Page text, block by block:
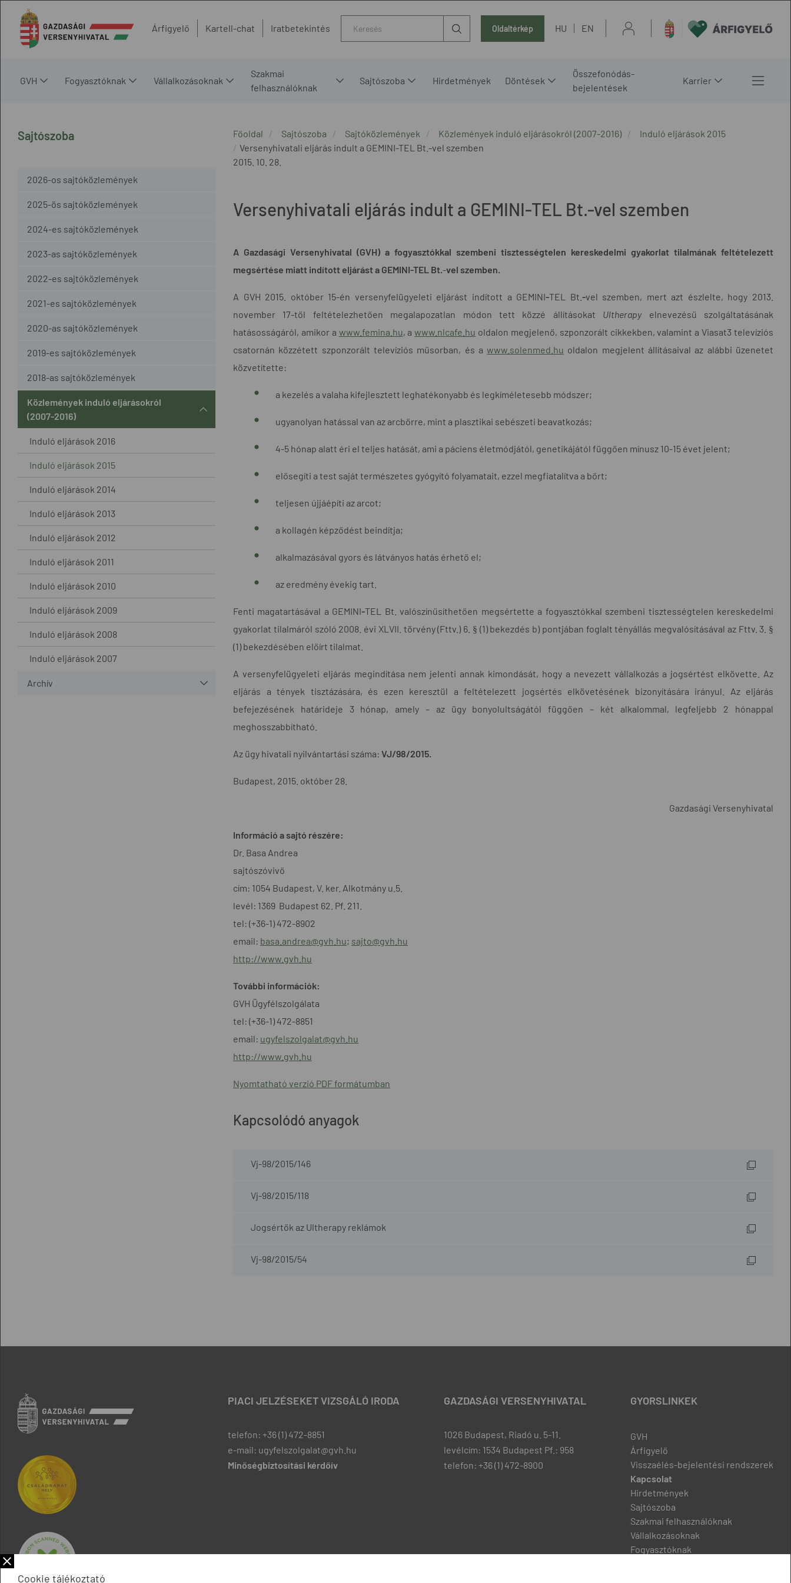
Árfigyelő Kartell-chat Iratbetekintés Oldaltérkép HU EN
GVH Fogyasztóknak Vállalkozásoknak
Szakmai
felhasználóknak
Sajtószoba Hirdetmények Döntések
Összefonódás-
bejelentések
Karrier
Sajtószoba
2026-os sajtóközlemények
2025-ös sajtóközlemények
2024-es sajtóközlemények
2023-as sajtóközlemények
2022-es sajtóközlemények
2021-es sajtóközlemények
2020-as sajtóközlemények
2019-es sajtóközlemények
2018-as sajtóközlemények
Közlemények induló eljárásokról
(2007-2016)
Induló eljárások 2016
Induló eljárások 2015
Induló eljárások 2014
Induló eljárások 2013
Induló eljárások 2012
Induló eljárások 2011
Induló eljárások 2010
Induló eljárások 2009
Induló eljárások 2008
Induló eljárások 2007
Archív
Főoldal Sajtószoba Sajtóközlemények Közlemények induló eljárásokról (2007-2016)
Induló eljárások 2015
Versenyhivatali eljárás indult a GEMINI-TEL Bt.-vel szemben
2015. 10. 28.
Versenyhivatali eljárás indult a GEMINI-TEL Bt.-vel szemben
A Gazdasági Versenyhivatal (GVH) a fogyasztókkal szembeni tisztességtelen kereskedelmi gyakorlat tilalmának feltételezett
megsértése miatt indított eljárást a GEMINI-TEL Bt.-vel szemben.
A GVH 2015. október 15-én versenyfelügyeleti eljárást indított a GEMINI-TEL Bt. -vel szemben, mert azt észlelte, hogy 2013.
november 17-től feltételezhetően megalapozatlan módon tett közzé állításokat Ultherapy elnevezésű szolgáltatásának
hatásosságáról, amikor a www.femina.hu, awww.nlcafe.hu oldalon megjelenő, szponzorált cikkekben, valamint a Viasat3 televíziós
csatornán közzétett szponzorált televíziós műsorban, és awww.solenmed.hu oldalon megjelent állításaival az alábbi üzenetet
közvetítette:
a kezelés a valaha kifejlesztett leghatékonyabb és legkíméletesebb módszer;
ugyanolyan hatással van az arcbőrre, mint a plasztikai sebészeti beavatkozás;
4-5 hónap alatt éri el teljes hatását, ami a páciens életmódjától, genetikájától függően mínusz 10-15 évet jelent;
elősegíti a test saját természetes gyógyító folyamatait, ezzel megfiatalítva a bőrt;
teljesen újjáépíti az arcot;
a kollagén képződést beindítja;
alkalmazásával gyors és látványos hatás érhető el;
az eredmény évekig tart.
Fenti magatartásával a GEMINI-TEL Bt. valószínűsíthetően megsértette a fogyasztókkal szembeni tisztességtelen kereskedelmi
gyakorlat tilalmáról szóló 2008. évi XLVII. törvény (Fttv.) 6. § (1) bekezdés b) pontjában foglalt tényállás megvalósításával az Fttv. 3. §
(1) bekezdésében előírt tilalmat.
A versenyfelügyeleti eljárás megindítása nem jelenti annak kimondását, hogy a nevezett vállalkozás a jogsértést elkövette. Az
eljárás a tények tisztázására, és ezen keresztül a feltételezett jogsértés elkövetésének bizonyítására irányul. Az eljárás
befejezésének határideje 3 hónap, amely – az ügy bonyolultságától függően – két alkalommal, legfeljebb 2 hónappal
meghosszabbítható.
Az ügy hivatali nyilvántartási száma: VJ/98/2015.
Budapest, 2015. október 28.
Gazdasági Versenyhivatal
Információ a sajtó részére:
Dr. Basa Andrea
sajtószóvivő
cím: 1054 Budapest, V. ker. Alkotmány u.5.
levél: 1369 Budapest 62. Pf. 211.
tel: (+36-1) 472-8902
email: basa.andrea@gvh.hu; sajto@gvh.hu
http://www.gvh.hu
További információk:
GVH Ügyfélszolgálata
tel: (+36-1) 472-8851
email: ugyfelszolgalat@gvh.hu
http://www.gvh.hu
Nyomtatható verzió PDF formátumban
Kapcsolódó anyagok
Vj-98/2015/146
Vj-98/2015/118
Jogsértők az Ultherapy reklámok
Vj-98/2015/54
PIACI JELZÉSEKET VIZSGÁLÓ IRODA
telefon: +36 (1) 472-8851
e-mail: ugyfelszolgalat@gvh.hu
Minőségbiztosítási kérdőív
GAZDASÁGI VERSENYHIVATAL
1026 Budapest, Riadó u. 5-11.
levélcím: 1534 Budapest Pf.: 958
telefon: +36 (1) 472-8900
GYORSLINKEK
GVH
Árfigyelő
Visszaélés-bejelentési rendszerek
Kapcsolat
Hirdetmények
Sajtószoba
Szakmai felhasználóknak
Vállalkozásoknak
Fogyasztóknak
Cookie tájékoztató